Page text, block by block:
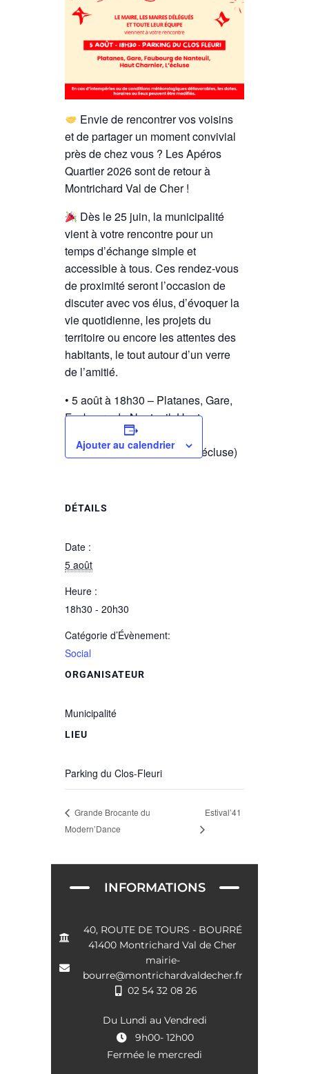
Envie de rencontrer vos voisins
et de partager un moment convivial
près de chez vous ? Les Apéros
Quartier 2026 sont de retour à
Montrichard Val de Cher !
Dès le 25 juin, la municipalité
vient à votre rencontre pour un
temps d’échange simple et
accessible à tous. Ces rendez-vous
de proximité seront l’occasion de
discuter avec vos élus, d’évoquer la
vie quotidienne, les projets du
territoire ou encore les attentes des
habitants, le tout autour d’un verre
de l’amitié.
•⁠ ⁠5 août à 18h30 – Platanes, Gare,
Faubourg de Nanteuil, Haut
Charnier, L’Écluse
Parking du Clos Fleuri (l’écluse)
Ajouter au calendrier
DÉTAILS
Date :
5 août
Heure :
18h30 - 20h30
Catégorie d’Évènement:
Social
LIEU
Parking du Clos-Fleuri
ORGANISATEUR
Municipalité
Grande Brocante du
Modern’Dance
Estival’41
INFORMATIONS
40, ROUTE DE TOURS - BOURRÉ
41400 Montrichard Val de Cher
mairie-
bourre@montrichardvaldecher.fr
02 54 32 08 26
Du Lundi au Vendredi
9h00- 12h00
Fermée le mercredi